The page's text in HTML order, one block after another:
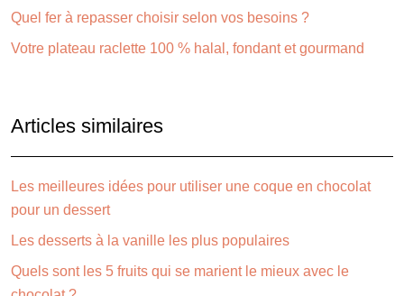
Quel fer à repasser choisir selon vos besoins ?
Votre plateau raclette 100 % halal, fondant et gourmand
Articles similaires
Les meilleures idées pour utiliser une coque en chocolat
pour un dessert
Les desserts à la vanille les plus populaires
Quels sont les 5 fruits qui se marient le mieux avec le